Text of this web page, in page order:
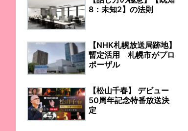
8：未知2】の法則
【NHK札幌放送局跡地】
暫定活用 札幌市がプロ
ポーザル
【松山千春】 デビュー
50周年記念特番放送決
定